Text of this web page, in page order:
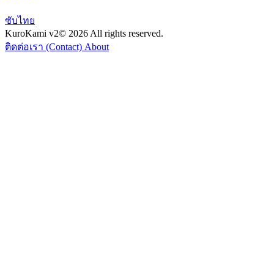
ซับไทย
KuroKami v2© 2026 All rights reserved.
ติดต่อเรา (Contact) About